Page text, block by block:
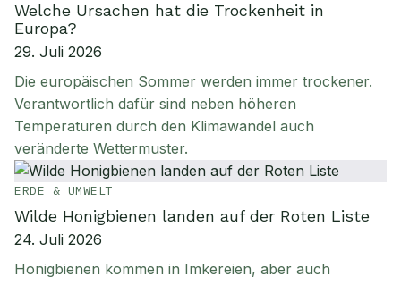
Welche Ursachen hat die Trockenheit in
Europa?
29. Juli 2026
Die europäischen Sommer werden immer trockener.
Verantwortlich dafür sind neben höheren
Temperaturen durch den Klimawandel auch
veränderte Wettermuster.
ERDE & UMWELT
Wilde Honigbienen landen auf der Roten Liste
24. Juli 2026
Honigbienen kommen in Imkereien, aber auch